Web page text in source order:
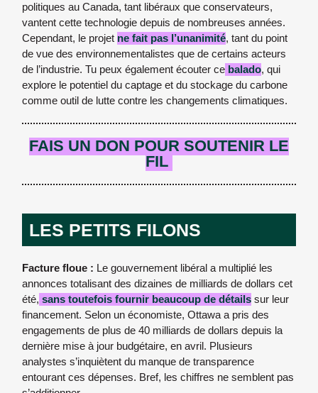
politiques au Canada, tant libéraux que conservateurs,
vantent cette technologie depuis de nombreuses années.
Cependant, le projet ne fait pas l’unanimité, tant du point
de vue des environnementalistes que de certains acteurs
de l’industrie. Tu peux également écouter ce balado, qui
explore le potentiel du captage et du stockage du carbone
comme outil de lutte contre les changements climatiques.
FAIS UN DON POUR SOUTENIR LE
FIL
LES PETITS FILONS
Facture floue : Le gouvernement libéral a multiplié les
annonces totalisant des dizaines de milliards de dollars cet
été, sans toutefois fournir beaucoup de détails sur leur
financement. Selon un économiste, Ottawa a pris des
engagements de plus de 40 milliards de dollars depuis la
dernière mise à jour budgétaire, en avril. Plusieurs
analystes s’inquiètent du manque de transparence
entourant ces dépenses. Bref, les chiffres ne semblent pas